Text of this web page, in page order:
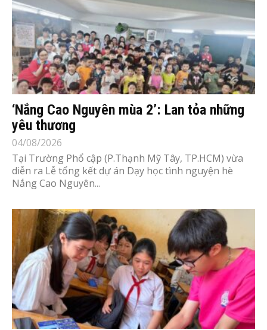
‘Nắng Cao Nguyên mùa 2’: Lan tỏa những
yêu thương
04/08/2026
Tại Trường Phổ cập (P.Thạnh Mỹ Tây, TP.HCM) vừa
diễn ra Lễ tổng kết dự án Dạy học tình nguyện hè
Nắng Cao Nguyên...